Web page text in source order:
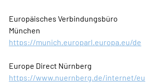
Europäisches Verbindungsbüro
München
https://munich.europarl.europa.eu/de
Europe Direct Nürnberg
https://www.nuernberg.de/internet/eu